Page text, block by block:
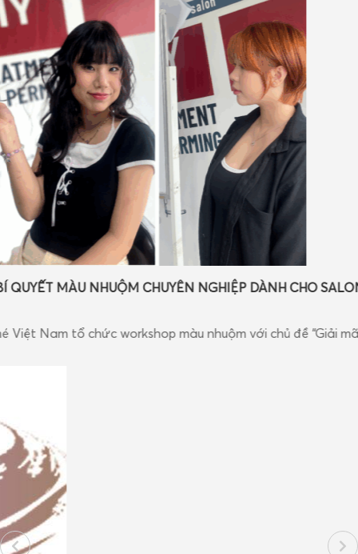
MÀU NHUỘM CHUYÊN NGHIỆP DÀNH CHO SALON
Nam tổ chức workshop màu nhuộm với chủ đề “Giải mã